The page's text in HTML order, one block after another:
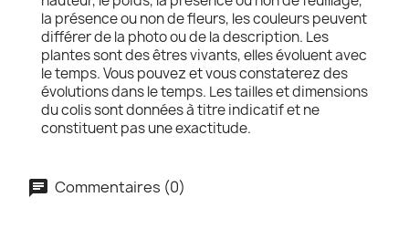
la présence ou non de fleurs, les couleurs peuvent
différer de la photo ou de la description. Les
plantes sont des êtres vivants, elles évoluent avec
le temps. Vous pouvez et vous constaterez des
évolutions dans le temps. Les tailles et dimensions
du colis sont données à titre indicatif et ne
constituent pas une exactitude.
Commentaires (0)